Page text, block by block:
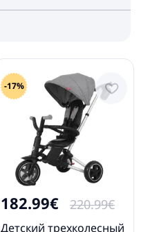
-17%
182.99€ 220.99€
Детский трехколесный